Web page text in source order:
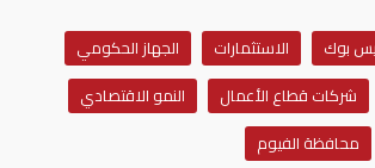
بوك الاستثمارات
الجهاز الحكومي
شركات قطاع الأعمال
النمو الاقتصادي
محافظة الفيوم